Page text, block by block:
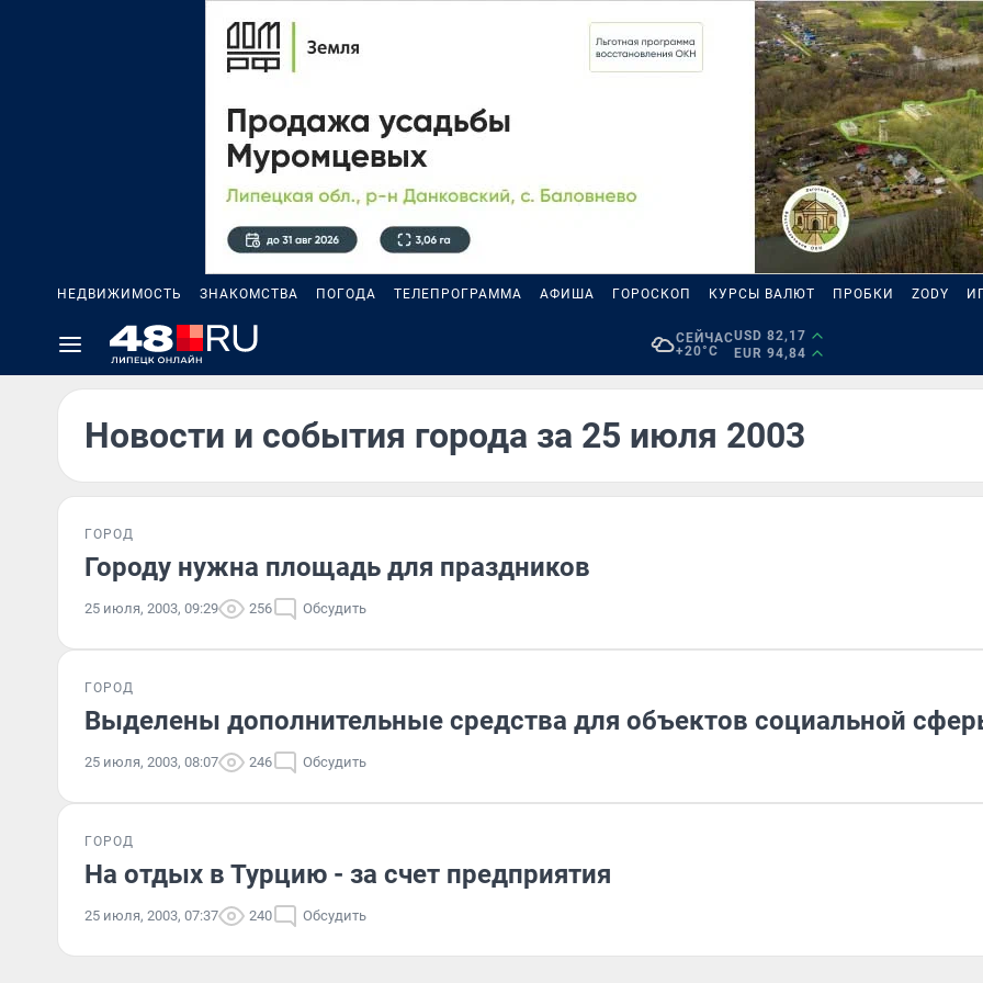
НЕДВИЖИМОСТЬ ЗНАКОМСТВА ПОГОДА ТЕЛЕПРОГРАММА АФИША ГОРОСКОП КУРСЫ ВАЛЮТ ПРОБКИ ZODY
СЕЙЧАС
+20°C
USD 82,17
EUR 94,84
Новости и события города за 25 июля 2003
ГОРОД
Городу нужна площадь для праздников
25 июля, 2003, 09:29 256 Обсудить
ГОРОД
Выделены дополнительные средства для объектов социальной
25 июля, 2003, 08:07 246 Обсудить
ГОРОД
На отдых в Турцию - за счет предприятия
25 июля, 2003, 07:37 240 Обсудить